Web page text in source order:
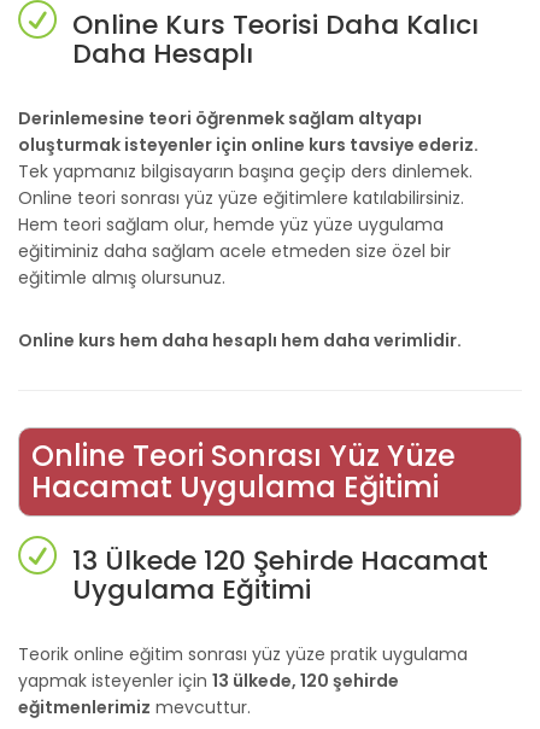
Online Kurs Teorisi Daha Kalıcı
Daha Hesaplı
Derinlemesine teori öğrenmek sağlam altyapı
oluşturmak isteyenler için online kurs tavsiye ederiz.
Tek yapmanız bilgisayarın başına geçip ders dinlemek.
Online teori sonrası yüz yüze eğitimlere katılabilirsiniz.
Hem teori sağlam olur, hemde yüz yüze uygulama
eğitiminiz daha sağlam acele etmeden size özel bir
eğitimle almış olursunuz.
Online kurs hem daha hesaplı hem daha verimlidir.
Online Teori Sonrası Yüz Yüze
Hacamat Uygulama Eğitimi
13 Ülkede 120 Şehirde Hacamat
Uygulama Eğitimi
Teorik online eğitim sonrası yüz yüze pratik uygulama
yapmak isteyenler için 13 ülkede, 120 şehirde
eğitmenlerimiz mevcuttur.